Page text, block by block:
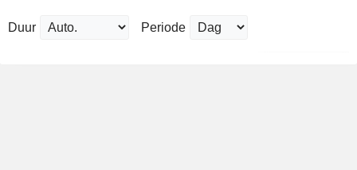
Duur Periode